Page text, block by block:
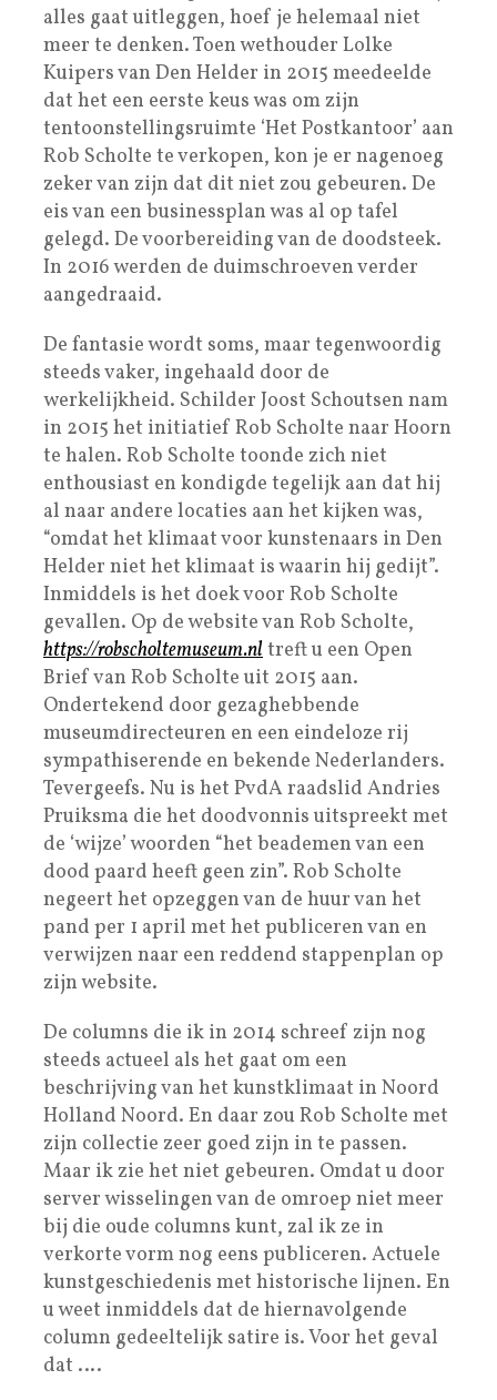
alles gaat uitleggen, hoef je helemaal niet
meer te denken. Toen wethouder Lolke
Kuipers van Den Helder in 2015 meedeelde
dat het een eerste keus was om zijn
tentoonstellingsruimte ‘Het Postkantoor’ aan
Rob Scholte te verkopen, kon je er nagenoeg
zeker van zijn dat dit niet zou gebeuren. De
eis van een businessplan was al op tafel
gelegd. De voorbereiding van de doodsteek.
In 2016 werden de duimschroeven verder
aangedraaid.
De fantasie wordt soms, maar tegenwoordig
steeds vaker, ingehaald door de
werkelijkheid. Schilder Joost Schoutsen nam
in 2015 het initiatief Rob Scholte naar Hoorn
te halen. Rob Scholte toonde zich niet
enthousiast en kondigde tegelijk aan dat hij
al naar andere locaties aan het kijken was,
“omdat het klimaat voor kunstenaars in Den
Helder niet het klimaat is waarin hij gedijt”.
Inmiddels is het doek voor Rob Scholte
gevallen. Op de website van Rob Scholte,
https://robscholtemuseum.nltreft u een Open
Brief van Rob Scholte uit 2015 aan.
Ondertekend door gezaghebbende
museumdirecteuren en een eindeloze rij
sympathiserende en bekende Nederlanders.
Tevergeefs. Nu is het PvdA raadslid Andries
Pruiksma die het doodvonnis uitspreekt met
de ‘wijze’ woorden “het beademen van een
dood paard heeft geen zin”. Rob Scholte
negeert het opzeggen van de huur van het
pand per 1 april met het publiceren van en
verwijzen naar een reddend stappenplan op
zijn website.
De columns die ik in 2014 schreef zijn nog
steeds actueel als het gaat om een
beschrijving van het kunstklimaat in Noord
Holland Noord. En daar zou Rob Scholte met
zijn collectie zeer goed zijn in te passen.
Maar ik zie het niet gebeuren. Omdat u door
server wisselingen van de omroep niet meer
bij die oude columns kunt, zal ik ze in
verkorte vorm nog eens publiceren. Actuele
kunstgeschiedenis met historische lijnen. En
u weet inmiddels dat de hiernavolgende
column gedeeltelijk satire is. Voor het geval
dat ….